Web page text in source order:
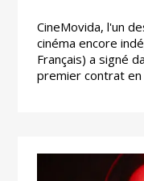
CineMovida, l'un
cinéma encore
Français) a signé
premier contrat en